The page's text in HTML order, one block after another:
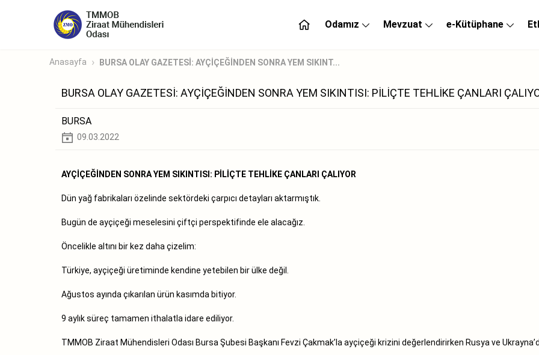
Odamız Mevzuat e-Kütüphane
Anasayfa BURSA OLAY GAZETESİ: AYÇİÇEĞİNDEN SONRA YEM SIKINT...
BURSA OLAY GAZETESİ: AYÇİÇEĞİNDEN SONRA YEM SIKINTISI: PİLİÇTE TEHLİKE ÇANLARI
BURSA
09.03.2022
AYÇİÇEĞİNDEN SONRA YEM SIKINTISI: PİLİÇTE TEHLİKE ÇANLARI ÇALIYOR
Dün yağ fabrikaları özelinde sektördeki çarpıcı detayları aktarmıştık.
Bugün de ayçiçeği meselesini çiftçi perspektifinde ele alacağız.
Öncelikle altını bir kez daha çizelim:
Türkiye, ayçiçeği üretiminde kendine yetebilen bir ülke değil.
Ağustos ayında çıkarılan ürün kasımda bitiyor.
9 aylık süreç tamamen ithalatla idare ediliyor.
TMMOB Ziraat Mühendisleri Odası Bursa Şubesi Başkanı Fevzi Çakmak’la ayçiçeği krizini değerlendirirken Rusya ve